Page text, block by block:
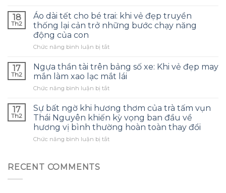
lại
cảm
giác
mại,
giặt
thường
xuyên
lại
giảm
độ
bền
của
chất
qua
cách
sắp
mành
khi
trang
trí
Tết
khiến
không
gian
nhà
chưa
18
Th2
Áo dài tết cho bé trai: khi vẻ đẹp truyền
thống lại cản trở những bước chạy năng
động của con
Chức năng bình luận bị tắtở
dài
tết
cho
bé
khi
vẻ
đẹp
truyền
thống
17
Th2
Ngựa thần tài trên bảng số xe: Khi vẻ đẹp may
mắn làm xao lạc mắt lái
Chức năng bình luận bị tắtở
thần
tài
trên
bảng
số
17
Th2
Sự bất ngờ khi hương thơm của trà tấm vụn
Thái Nguyên khiến kỳ vọng ban đầu về
hương vị bình thường hoàn toàn thay đổi
Chức năng bình luận bị tắtở
RECENT COMMENTS